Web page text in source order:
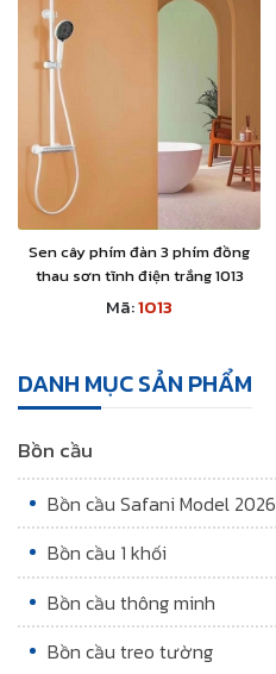
Sen cây phím đàn 3 phím đồng
thau sơn tĩnh điện trắng 1013
Mã:1013
DANH MỤC SẢN PHẨM
Bồn cầu
Bồn cầu Safani Model 2026
Bồn cầu 1 khối
Bồn cầu thông minh
Bồn cầu treo tường